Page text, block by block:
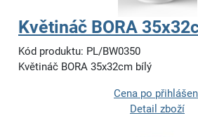
Květináč BORA
Kód produktu: PL/BW0350
Květináč BORA 35x32cm bílý
Cena po
Detail zboží